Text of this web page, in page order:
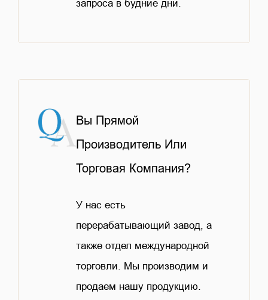
запроса в будние дни.
Вы Прямой
Производитель Или
Торговая Компания?
У нас есть
перерабатывающий завод, а
также отдел международной
торговли. Мы производим и
продаем нашу продукцию.